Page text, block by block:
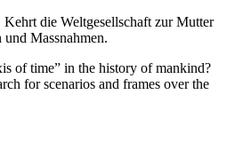
die Weltgesellschaft zur Mutter
Massnahmen.
of time” in the history of mankind?
for scenarios and frames over the